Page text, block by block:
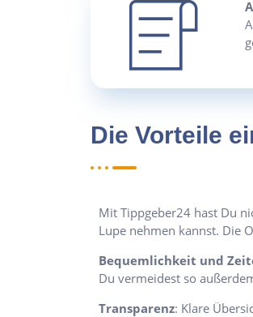
Die Vorteile
Mit Tippgeber24 hast Du
Lupe nehmen kannst. Die
Bequemlichkeit und
Du vermeidest so
Transparenz: Klare